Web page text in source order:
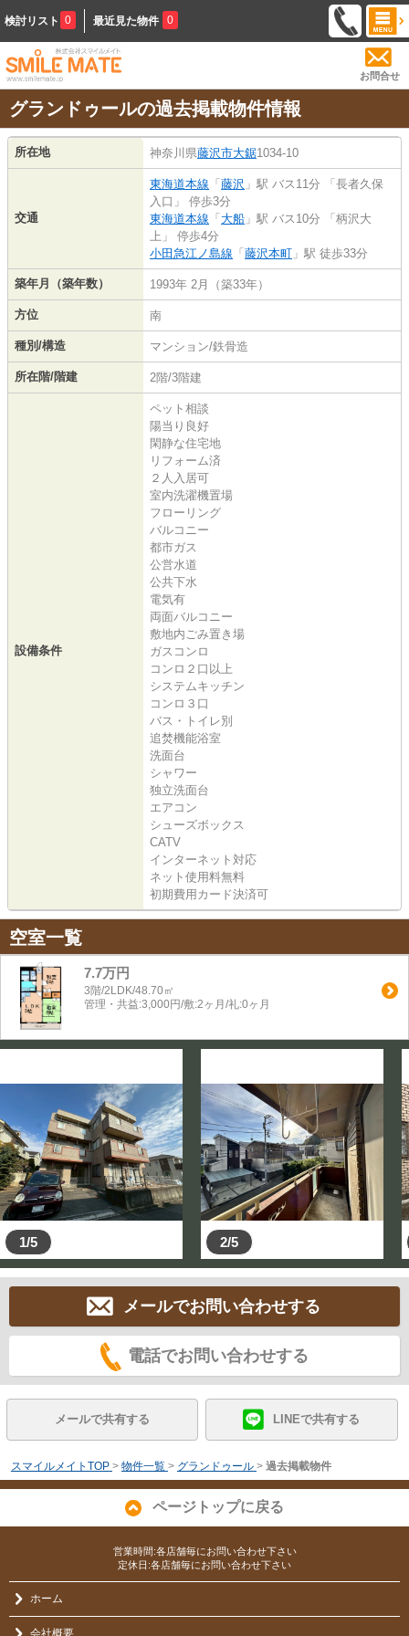
検討リスト 0 最近見た物件 0
お問合せ
グランドゥールの過去掲載物件情報
所在地 神奈川県藤沢市大鋸1034-10
交通
東海道本線 「 藤沢 」駅 バス11分 「長者久保
入口」 停歩3分
東海道本線 「 大船 」駅 バス10分 「柄沢大
上」 停歩4分
小田急江ノ島線 「 藤沢本町 」駅 徒歩33分
築年月（築年数） 1993年 2月（築33年）
方位 南
種別/構造 マンション/鉄骨造
所在階/階建 2階/3階建
設備条件
ペット相談
陽当り良好
閑静な住宅地
リフォーム済
２人入居可
室内洗濯機置場
フローリング
バルコニー
都市ガス
公営水道
公共下水
電気有
両面バルコニー
敷地内ごみ置き場
ガスコンロ
コンロ２口以上
システムキッチン
コンロ３口
バス・トイレ別
追焚機能浴室
洗面台
シャワー
独立洗面台
エアコン
シューズボックス
CATV
インターネット対応
ネット使用料無料
初期費用カード決済可
空室一覧
7.7万円
3階/2LDK/48.70㎡
管理・共益:3,000円/敷:2ヶ月/礼:0ヶ月
1/5 2/5
メールでお問い合わせする
電話でお問い合わせする
メールで共有する LINEで共有する
スマイルメイトTOP > 物件一覧 > グランドゥール > 過去掲載物件
ページトップに戻る
営業時間:各店舗毎にお問い合わせ下さい
定休日:各店舗毎にお問い合わせ下さい
ホーム
会社概要